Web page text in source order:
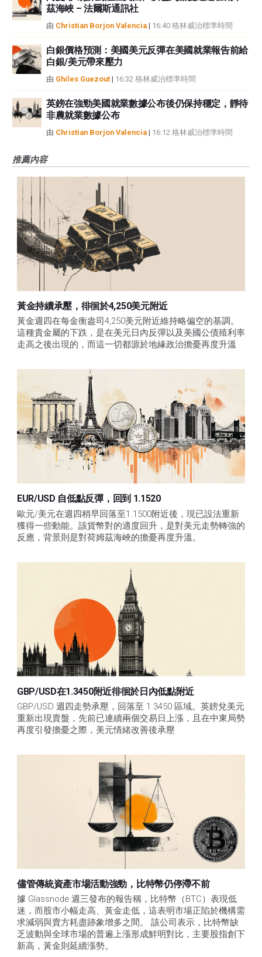
茲海峽 – 法爾斯通訊社
由 Christian Borjon Valencia | 16:40 格林威治標準時間
白銀價格預測：美國美元反彈在美國就業報告前給
白銀/美元帶來壓力
由 Ghiles Guezout | 16:32 格林威治標準時間
英鎊在強勁美國就業數據公布後仍保持穩定，靜待
非農就業數據公布
由 Christian Borjon Valencia | 16:12 格林威治標準時間
推薦內容
黃金持續承壓，徘徊於4,250美元附近
黃金週四在每金衡盎司4,250美元附近維持略偏空的基調。
這種貴金屬的下跌，是在美元日內反彈以及美國公債殖利率
走高之後出現的，而這一切都源於地緣政治擔憂再度升溫
EUR/USD 自低點反彈，回到 1.1520
歐元/美元在週四稍早回落至1.1500附近後，現已設法重新
獲得一些動能。該貨幣對的適度回升，是對美元走勢轉強的
反應，背景則是對荷姆茲海峽的擔憂再度升溫。
GBP/USD在1.3450附近徘徊於日內低點附近
GBP/USD 週四走勢承壓，回落至 1.3450 區域。英鎊兌美元
重新出現賣盤，先前已連續兩個交易日上漲，且在中東局勢
再度引發擔憂之際，美元情緒改善後承壓
儘管傳統資產市場活動強勁，比特幣仍停滯不前
據 Glassnode 週三發布的報告稱，比特幣（BTC）表現低
迷，而股市小幅走高、黃金走低，這表明市場正陷於機構需
求減弱與賣方耗盡跡象增多之間。 該公司表示，比特幣缺
乏波動與全球市場的普遍上漲形成鮮明對比，主要股指創下
新高，黃金則延續漲勢。